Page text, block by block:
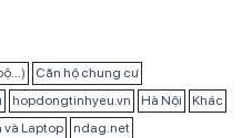
Căn hộ chung cư
hopdongtinhyeu.vn Hà Nội
Khác
và Laptop
ndag.net